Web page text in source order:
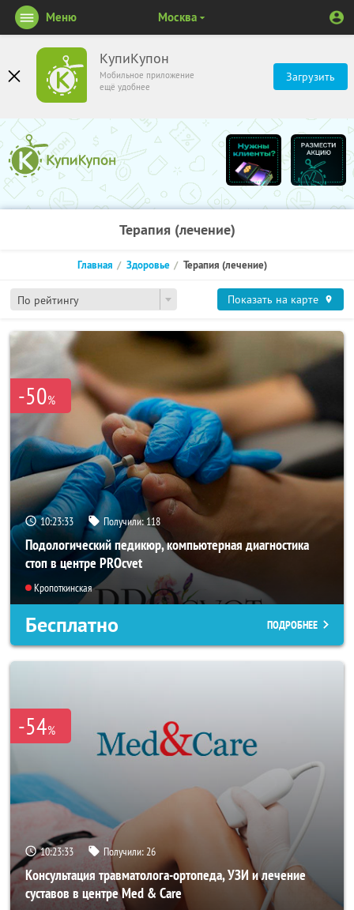
КупиКупон
Мобильное приложение
ещё удобнее
Загрузить
Меню Москва
Терапия (лечение)
По рейтингу
Главная Здоровье Терапия (лечение)
Показать на карте
-50%
10:23:33 Получили:118
Подологический педикюр, компьютерная диагностика
стоп в центре PROcvet
Кропоткинская
Бесплатно ПОДРОБНЕЕ
-54%
10:23:33 Получили: 26
Консультация травматолога-ортопеда, УЗИ и лечение
суставов в центре Med & Care